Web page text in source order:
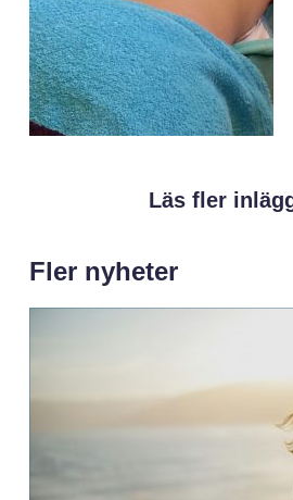
Läs fler
Fler nyheter